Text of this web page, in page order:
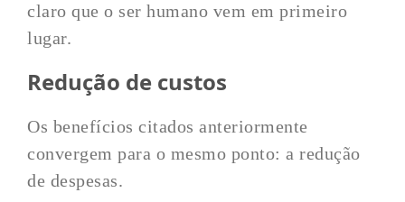
claro que o ser humano vem em primeiro
lugar.
Redução de custos
Os benefícios citados anteriormente
convergem para o mesmo ponto: a redução
de despesas.